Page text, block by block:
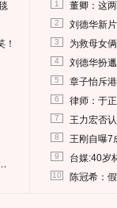
！
1 董卿：这
2 刘德华新
3 为救母女
4 刘德华扮
5 章子怡斥
6 律师：于
7 王力宏否
8 王刚自曝7
9 台媒:40岁
10 陈冠希：